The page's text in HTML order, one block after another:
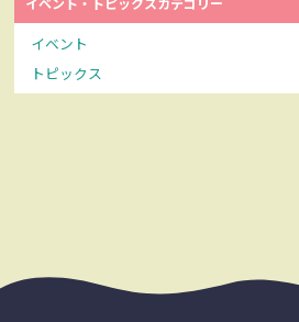
イベント
トピックス